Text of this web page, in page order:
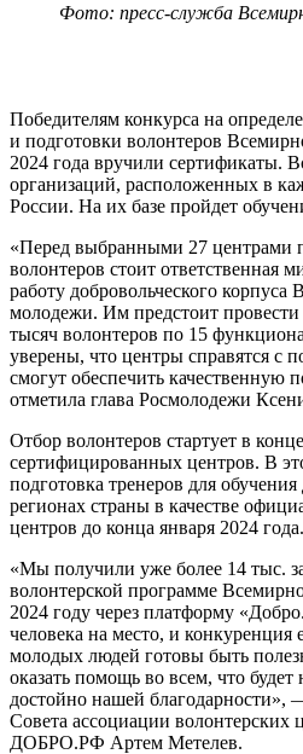
Фото: пресс-служба
Победителям конкурса на
и подготовки волонтеров
2024 года вручили сертификаты.
организаций, расположенных в
России. На их базе пройдет
«Перед выбранными 27 центрами
волонтеров стоит ответственная
работу добровольческого корпуса
молодежи. Им предстоит провести
тысяч волонтеров по 15
уверены, что центры справятся с
смогут обеспечить качественную
отметила глава Росмолодежи
Отбор волонтеров стартует в
сертифицированных центров. В
подготовка тренеров для
регионах страны в качестве
центров до конца января 2024 года.
«Мы получили уже более 14 тыс.
волонтерской программе
2024 году через платформу
человека на место, и
молодых людей готовы быть
оказать помощь во всем, что
достойно нашей благодарности»,
Совета ассоциации волонтерских
ДОБРО.РФ Артем Метелев.